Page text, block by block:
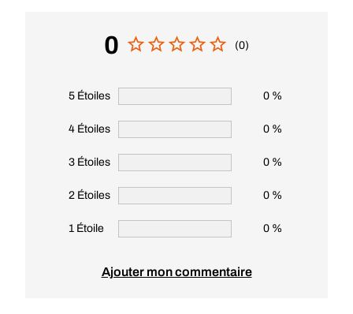
0 (0)
5 Étoiles 0 %
4 Étoiles 0 %
3 Étoiles 0 %
2 Étoiles 0 %
1 Étoile 0 %
Ajouter mon commentaire